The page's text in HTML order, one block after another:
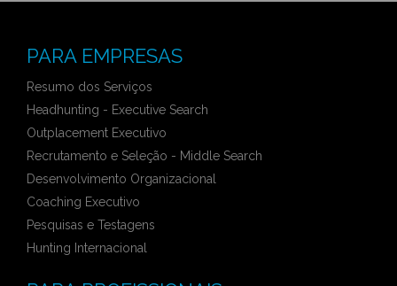
PARA EMPRESAS
Resumo dos Serviços
Headhunting - Executive Search
Outplacement Executivo
Recrutamento e Seleção - Middle Search
Desenvolvimento Organizacional
Coaching Executivo
Pesquisas e Testagens
Hunting Internacional